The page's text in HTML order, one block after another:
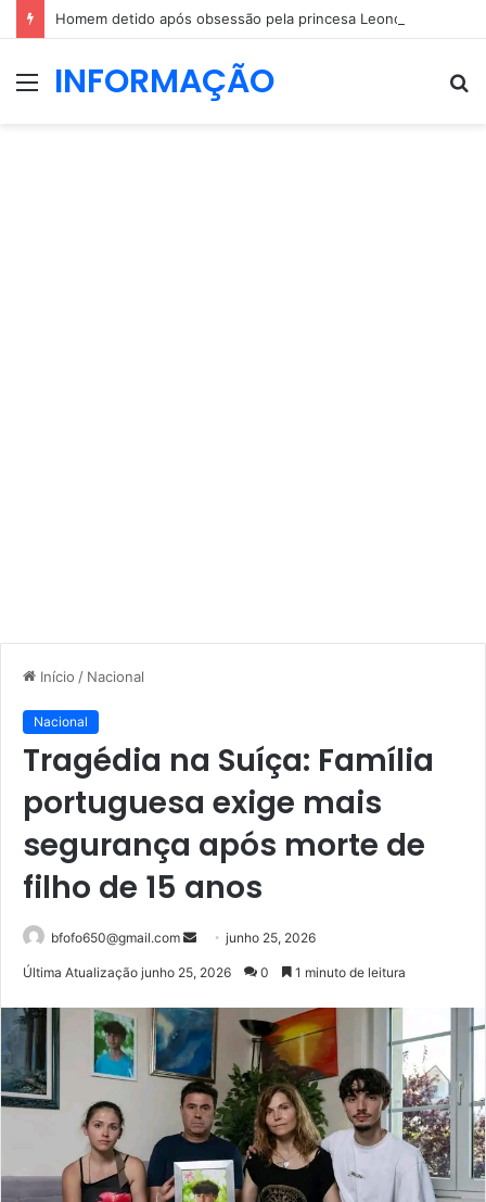
MenuINFORMAÇÃO
Início / Nacional
Nacional
Tragédia na Suíça: Família
portuguesa exige mais
segurança após morte de
filho de 15 anos
bfofo650@gmail.com
Mande
mail
junho 25, 2026
Última Atualização junho 25, 2026 0 1 minuto de leitura